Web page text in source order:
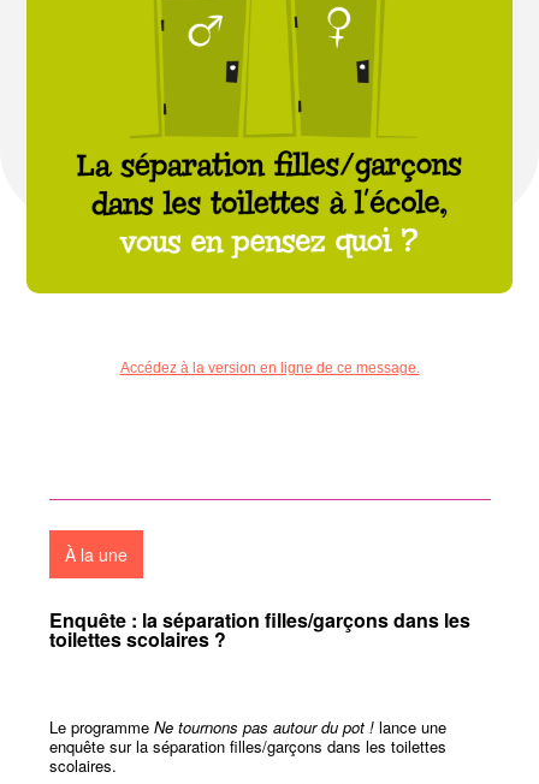
Accédez à la version en ligne de ce message.
À la une
Enquête : la séparation filles/garçons dans les
toilettes scolaires ?
Le programme Ne tournons pas autour du pot !lance une
enquête sur la séparation filles/garçons dans les toilettes
scolaires.